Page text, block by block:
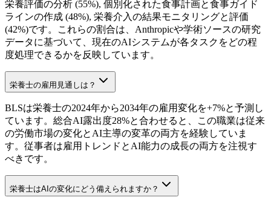
栄養評価の分析 (55%), 個別化された食事計画と食事ガイド
ラインの作成 (48%), 栄養介入の結果モニタリングと評価
(42%)です。これらの割合は、Anthropicや学術ソースの研究
データに基づいて、現在のAIシステムが各タスクをどの程
度処理できるかを反映しています。
栄養士の雇用見通しは？
BLSは栄養士の2024年から2034年の雇用変化を+7%と予測し
ています。総合AI露出度28%と合わせると、この職業は従来
の労働市場の変化とAI主導の変革の両方を経験していま
す。従事者は雇用トレンドとAI能力の成長の両方を注視す
べきです。
栄養士はAIの変化にどう備えられますか？